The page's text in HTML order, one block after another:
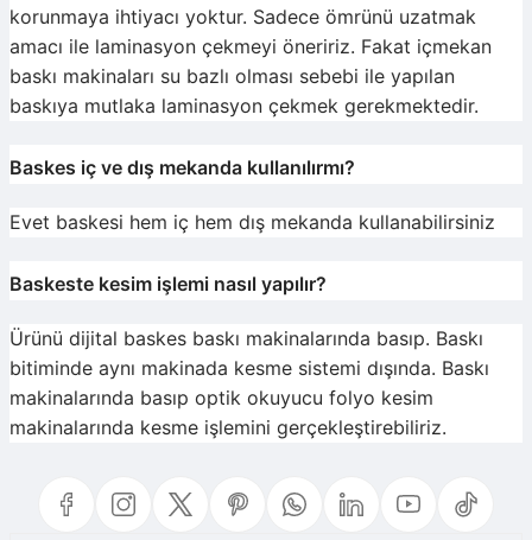
korunmaya ihtiyacı yoktur. Sadece ömrünü uzatmak
amacı ile laminasyon çekmeyi öneririz. Fakat içmekan
baskı makinaları su bazlı olması sebebi ile yapılan
baskıya mutlaka laminasyon çekmek gerekmektedir.
Baskes iç ve dış mekanda kullanılırmı?
Evet baskesi hem iç hem dış mekanda kullanabilirsiniz
Baskeste kesim işlemi nasıl yapılır?
Ürünü dijital baskes baskı makinalarında basıp. Baskı
bitiminde aynı makinada kesme sistemi dışında. Baskı
makinalarında basıp optik okuyucu folyo kesim
makinalarında kesme işlemini gerçekleştirebiliriz.